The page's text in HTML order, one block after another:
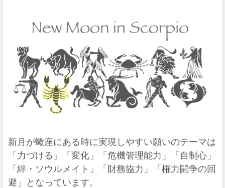
新月が蠍座にある時に実現しやすい願いのテーマは
「力づける」「変化」「危機管理能力」「自制心」
「絆・ソウルメイト」「財務協力」「権力闘争の回
避」となっています。